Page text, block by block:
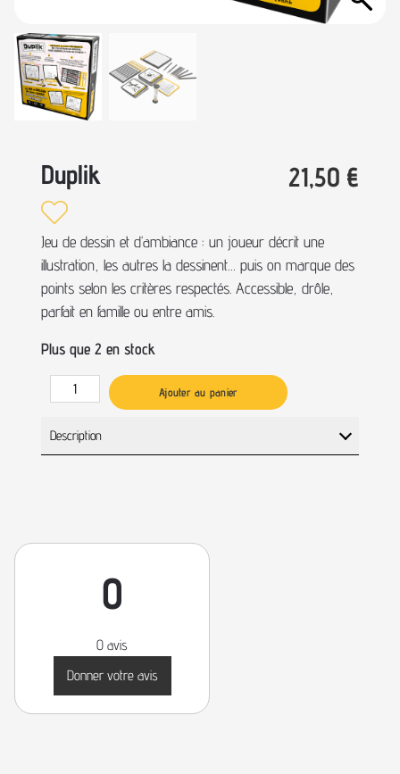
Duplik 21,50 €
Jeu de dessin et d’ambiance : un joueur décrit une
illustration, les autres la dessinent… puis on marque des
points selon les critères respectés. Accessible, drôle,
parfait en famille ou entre amis.
Plus que 2 en stock
Ajouter au panier
Description
0
0 avis
Donner votre avis